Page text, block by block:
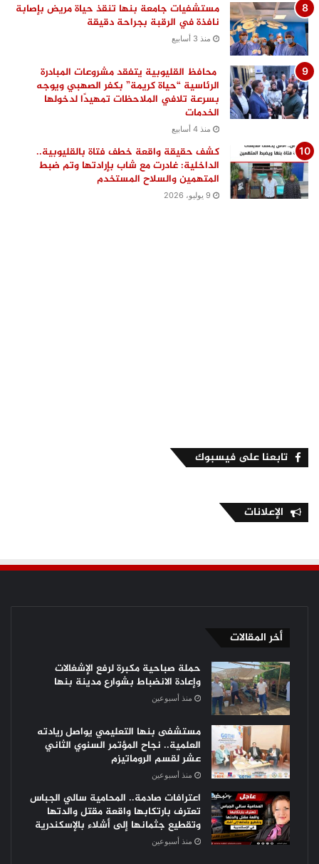
مستشفيات جامعة بنها تنقذ حياة مريض بإصابة
نافذة في الرقبة بجراحة دقيقة
منذ 3 أسابيع
محافظ القليوبية يتفقد مشروعات المبادرة
الرئاسية “حياة كريمة” بكفر الصهبي ويوجه
بسرعة تلافي الملاحظات تمهيدًا لدخولها
الخدمات
منذ 4 أسابيع
كشف حقيقة واقعة خطف فتاة بالقليوبية..
الداخلية: غادرت مع شاب بإرادتها وتم ضبط
المتهمين والسلاح المستخدم
9 يوليو، 2026
تابعنا على فيسبوك
الإعلانات
أخر المقالات
حملة صباحية مكبرة لرفع الإشغالات
وإعادة الانضباط بشوارع مدينة بنها
منذ أسبوعين
مستشفى بنها التعليمي يواصل ريادته
العلمية.. نجاح المؤتمر السنوي الثاني
عشر لقسم الروماتيزم
منذ أسبوعين
اعترافات صادمة.. المحامية سالي الجباس
تعترف بارتكابها واقعة مقتل والدتها
وتقطيع جثمانها إلى أشلاء بالإسكندرية
منذ أسبوعين